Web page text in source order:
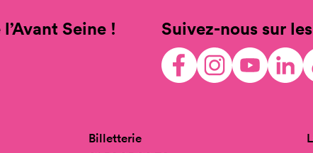
Seine ! Suivez-nous sur
Billetterie